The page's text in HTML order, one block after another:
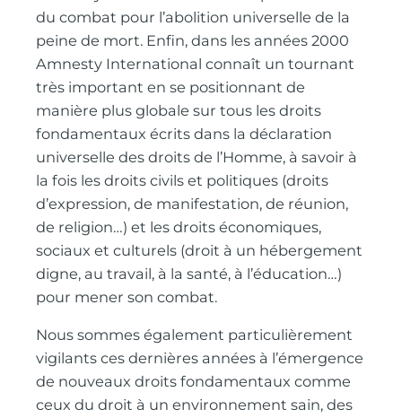
du combat pour l’abolition universelle de la
peine de mort. Enfin, dans les années 2000
Amnesty International connaît un tournant
très important en se positionnant de
manière plus globale sur tous les droits
fondamentaux écrits dans la déclaration
universelle des droits de l’Homme, à savoir à
la fois les droits civils et politiques (droits
d’expression, de manifestation, de réunion,
de religion…) et les droits économiques,
sociaux et culturels (droit à un hébergement
digne, au travail, à la santé, à l’éducation…)
pour mener son combat.
Nous sommes également particulièrement
vigilants ces dernières années à l’émergence
de nouveaux droits fondamentaux comme
ceux du droit à un environnement sain, des